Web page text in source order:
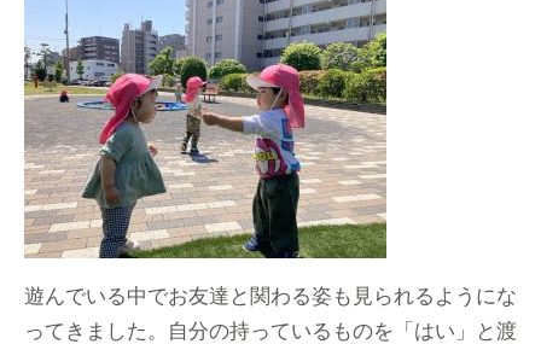
遊んでいる中でお友達と関わる姿も見られるようにな
ってきました。自分の持っているものを「はい」と渡